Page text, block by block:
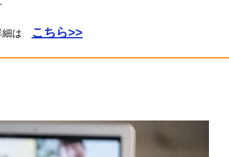
細は こちら>>